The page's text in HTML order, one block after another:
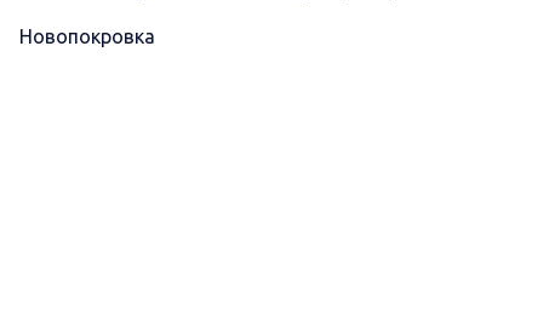
Новопокровка